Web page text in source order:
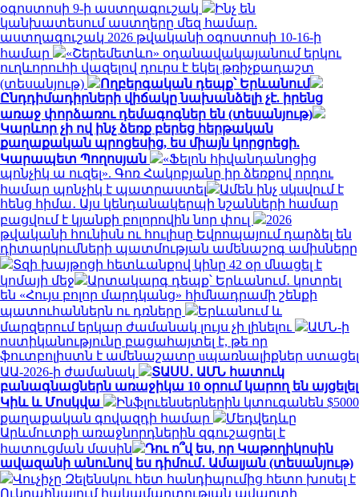
օգոստոսի 9-ի աստղագուշակ
Ինչ են
կանխատեսում աստղերը մեզ համար.
աստղագուշակ 2026 թվականի օգոստոսի 10-16-ի
համար
«Շերեմետևո» օդանավակայանում երկու
ուղևորուհի վազելով դուրս է եկել թռիչքադաշտ
(տեսանյութ)
Ողբերգական դեպք՝ Երևանում
Ընդդիմադիրների վիճակը նախանձելի չէ. իրենց
առաջ փորձառու դեմագոգներ են (տեսանյութ)
Կարևոր չի ով ինչ ձեռք բերեց հերթական
քաղաքական պրոցեսից, ես միայն կորցրեցի.
Կարապետ Պողոսյան
«Ֆելոն հիվանդանոցից
պոնչիկ ա ուզել». Գոռ Հակոբյանը իր ձեռքով որդու
համար պոնչիկ է պատրաստել
Ամեն ինչ սկսվում է
հենց հիմա․ Այս կենդանակերպի նշանների համար
բացվում է կյանքի բոլորովին նոր փուլ
2026
թվականի հունիսն ու հուլիսը Եվրոպայում դարձել են
դիտարկումների պատմության ամենաշոգ ամիսները
Տզի խայթոցի հետևանքով կինը 42 օր մնացել է
կոմայի մեջ
Արտակարգ դեպք՝ Երևանում․ կոտրել
են «Հույս բոլոր մարդկանց» հիմնադրամի շենքի
պատուհաններն ու դռները
Երևանում և
մարզերում երկար ժամանակ լույս չի լինելու
ԱՄՆ-ի
ոստիկանությունը բացահայտել է, թե որ
ֆուտբոլիստն է ամենաշատը uպառնալիքներ ստացել
ԱԱ-2026-ի ժամանակ
ՏԱՍՍ․ ԱՄՆ հատուկ
բանագնացներն առաջիկա 10 օրում կարող են այցելել
Կիև և Մոսկվա
Ինֆլուենսերներին կտուգանեն $5000
քաղաքական գովազդի համար
Մեդվեդևը
Արևմուտքի առաջնորդներին զգուշացրել է
հատուցման մասին
Դու ո՞վ ես, որ Կաթողիկոսին
ավազանի անունով ես դիմում․ Ամալյան (տեսանյութ)
Վուչիչը Զելենսկու հետ հանդիպումից հետո խոսել է
Ուկրաինայում հակամարտության ավարտի